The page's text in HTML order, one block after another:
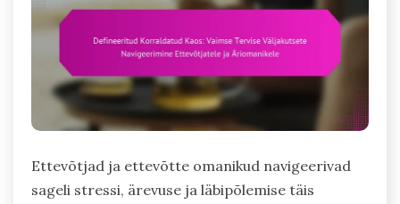
Ettevõtjad ja ettevõtte omanikud navigeerivad
sageli stressi, ärevuse ja läbipõlemise täis